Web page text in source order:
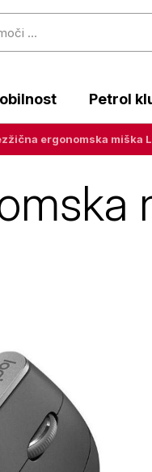
Petrol
ergonomska miška